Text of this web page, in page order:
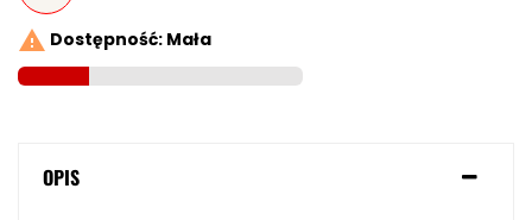
 Dostępność: Mała
OPIS